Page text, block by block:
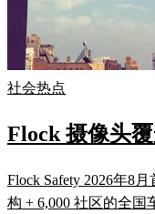
社会热点
Flock 摄像头
Flock Safety 2026年8
构 + 6,000 社区的全